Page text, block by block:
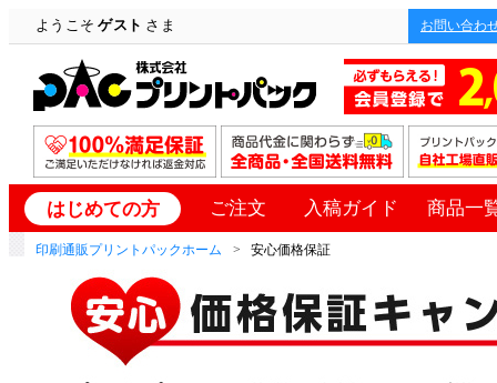
ようこそゲスト さま お問い合わ
はじめての方 ご注文 入稿ガイド 商品一
印刷通販プリントパックホーム 安心価格保証